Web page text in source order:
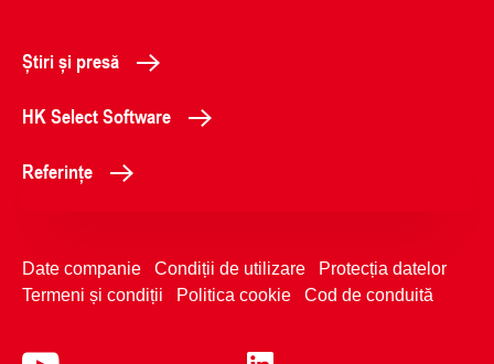
Știri și presă
HK Select Software
Referințe
Date companie Condiții de utilizare
Protecția datelor
Termeni și condiții
Politica cookie Cod de conduită